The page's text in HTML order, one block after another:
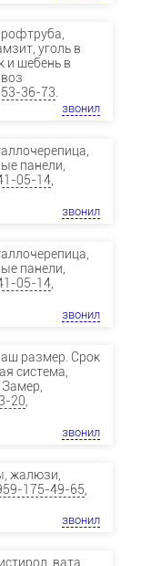
уголь в
и щебень в
36-73.
звонил
панели,
05-14,
звонил
панели,
05-14,
звонил
размер. Срок
система,
20,
звонил
жалюзи,
175-49-65,
звонил
вата,